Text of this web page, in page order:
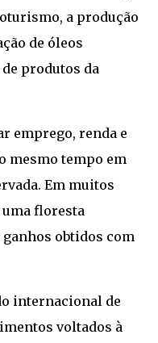
a produção
de óleos
produtos da
emprego, renda e
mesmo tempo em
Em muitos
floresta
obtidos com
internacional de
voltados à